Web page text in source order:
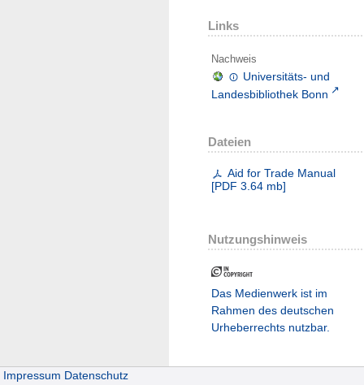
Links
Nachweis
Universitäts- und
Landesbibliothek Bonn
Dateien
Aid for Trade Manual
[PDF 3.64 mb]
Nutzungshinweis
Das Medienwerk ist im
Rahmen des deutschen
Urheberrechts nutzbar.
Impressum Datenschutz